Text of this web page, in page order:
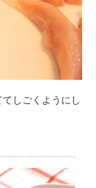
しごくようにし